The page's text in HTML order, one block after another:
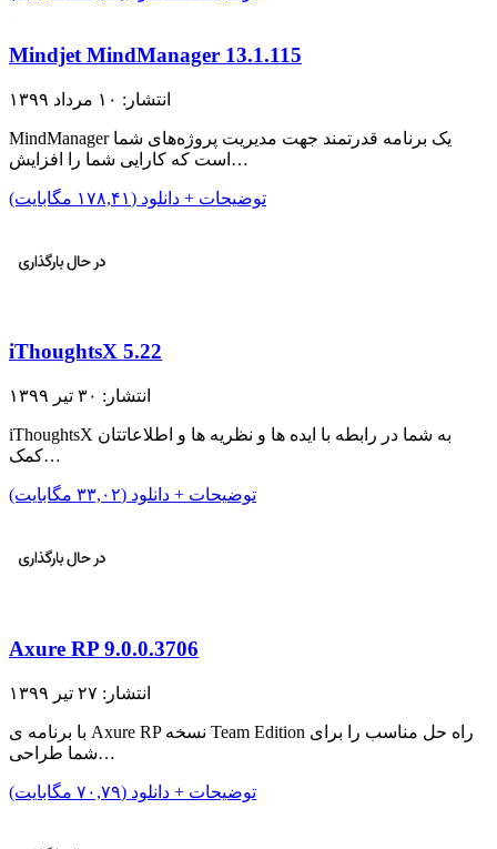
Mindjet MindManager 13.1.115
انتشار: ۱۰ مرداد ۱۳۹۹
MindManager یک برنامه قدرتمند جهت مدیریت پروژه‌های شما
است که کارایی شما را افزایش…
توضیحات + دانلود (۱۷۸,۴۱ مگابایت)
iThoughtsX 5.22
انتشار: ۳۰ تیر ۱۳۹۹
iThoughtsX به شما در رابطه با ایده ها و نظریه ها و اطلاعاتتان
کمک…
توضیحات + دانلود (۳۳,۰۲ مگابایت)
Axure RP 9.0.0.3706
انتشار: ۲۷ تیر ۱۳۹۹
با برنامه ی Axure RP نسخه Team Edition راه حل مناسب را برای
شما طراحی…
توضیحات + دانلود (۷۰,۷۹ مگابایت)